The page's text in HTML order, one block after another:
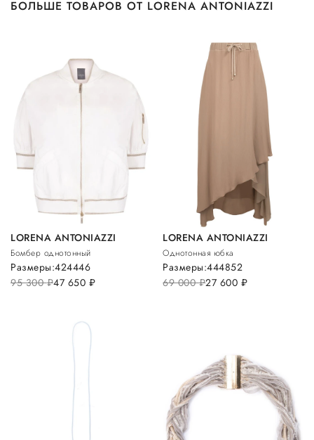
БОЛЬШЕ ТОВАРОВ ОТ LORENA ANTONIAZZI
LORENA ANTONIAZZI
Бомбер однотонный
95 300руб.47 650 руб.
Размеры:424446
LORENA ANTONIAZZI
Однотонная юбка
69 000руб.27 600 руб.
Размеры:444852